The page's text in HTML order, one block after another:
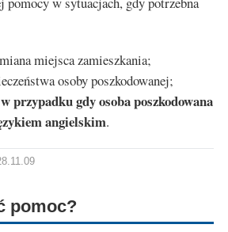
miejsca zamieszkania;
osoby poszkodowanej;
przypadku gdy osoba poszkodowana
angielskim.
pomoc?